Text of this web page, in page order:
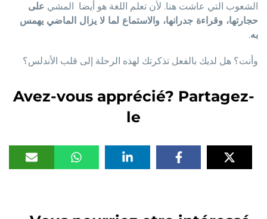
الشعوب التي عاشت هنا. لأن تعلم اللغة هو أيضا المشي على
حجارتها، وقراءة جدرانها، والاستماع لما لا يزال الماضي يهمس
به.
وأنت؟ هل لديك بالفعل تذكرتك لهذه الرحلة إلى قلب الأندلس؟
Avez-vous apprécié? Partagez-
le